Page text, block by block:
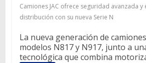
Camiones JAC ofrece seguridad avanzada y
distribución con su nueva Serie N
La nueva generación de
modelos N817 y N917, junto a
tecnológica que combina